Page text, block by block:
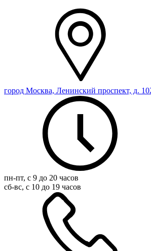
город Москва, Ленинский проспект, д.
пн-пт, с 9 до 20 часов
сб-вс, с 10 до 19 часов